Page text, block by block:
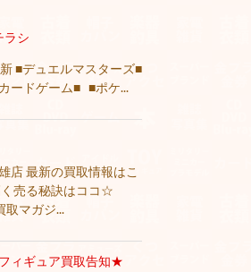
ラシ
■デュエルマスターズ■
ードゲーム■ ■ポケ...
店 最新の買取情報はこ
売る秘訣はココ☆
マガジ...
ィギュア買取告知★